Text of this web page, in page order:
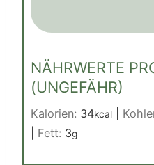
NÄHRWERTE
(UNGEFÄHR)
Kalorien: 34kcal
Fett: 3g